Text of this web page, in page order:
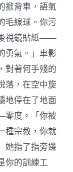
掀背車，語氣
毛線球。你污
視鏡貼紙——
勇氣。」車影
對著何手殘的
落，在空中旋
地停在了地面
零度。「你被
種宗教，你就
她指了指旁邊
你的訓練工